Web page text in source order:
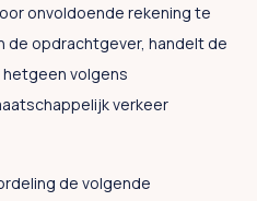
onvoldoende rekening te
de opdrachtgever, handelt de
volgens
verkeer
de volgende